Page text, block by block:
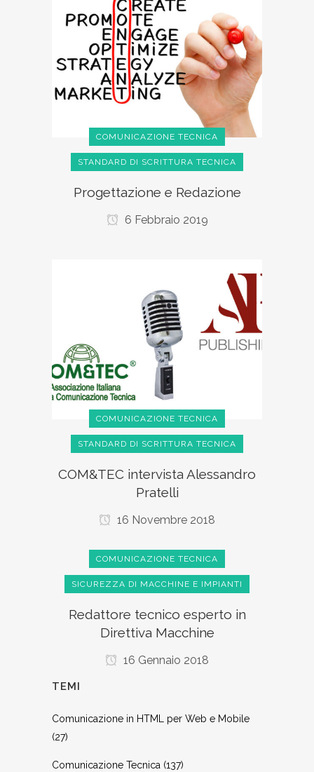
COMUNICAZIONE TECNICA
STANDARD DI SCRITTURA TECNICA
Progettazione e Redazione
6 Febbraio 2019
COMUNICAZIONE TECNICA
STANDARD DI SCRITTURA TECNICA
COM&TEC intervista Alessandro
Pratelli
16 Novembre 2018
COMUNICAZIONE TECNICA
SICUREZZA DI MACCHINE E IMPIANTI
Redattore tecnico esperto in
Direttiva Macchine
16 Gennaio 2018
TEMI
Comunicazione in HTML per Web e Mobile
(27)
Comunicazione Tecnica (137)